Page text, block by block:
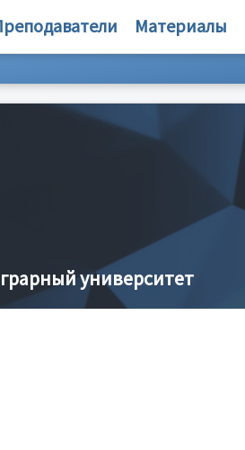
Материалы
университет